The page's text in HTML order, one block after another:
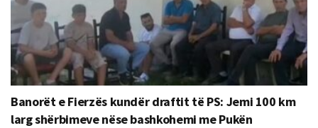
Banorët e Fierzës kundër draftit të PS: Jemi 100 km
larg shërbimeve nëse bashkohemi me Pukën